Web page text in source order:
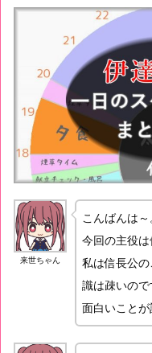
来世ちゃん
こんばんは～
今回の主役は
私は信長公
識は疎いの
面白いことが